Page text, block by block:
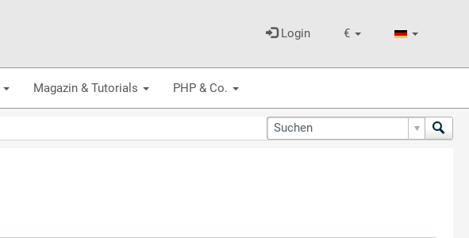
€
Login
Magazin & Tutorials PHP & Co.